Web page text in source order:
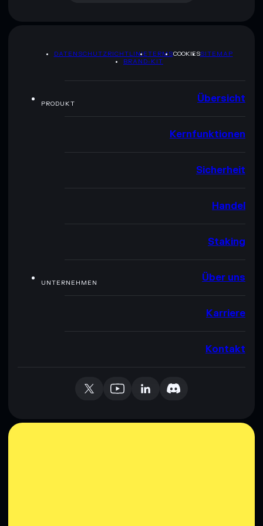
DATENSCHUTZRICHTLINIETERMSCOOKIESSITEMAP
BRAND-KIT
PRODUKT Übersicht
Kernfunktionen
Sicherheit
Handel
Staking
UNTERNEHMEN Über uns
Karriere
Kontakt